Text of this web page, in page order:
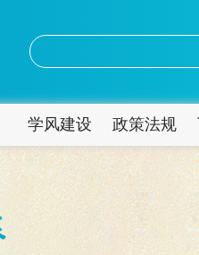
学风建设 政策法规